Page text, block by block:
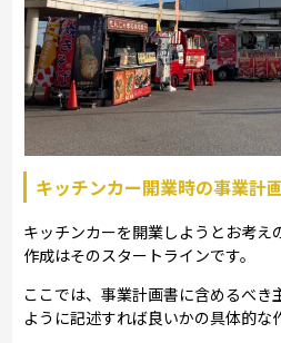
キッチンカー開業時の事業計
キッチンカーを開業しようとお考え
作成はそのスタートラインです。
ここでは、事業計画書に含めるべき
ように記述すれば良いかの具体的な